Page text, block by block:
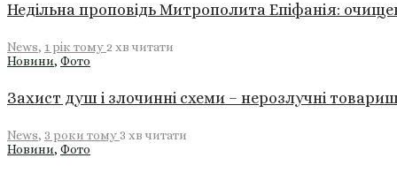
Недільна проповідь Митрополита Епіфанія:
News, 1 рік тому 2 хв читати
Новини, Фото
Захист душ і злочинні схеми – нерозлучні
News, 3 роки тому3 хв читати
Новини, Фото